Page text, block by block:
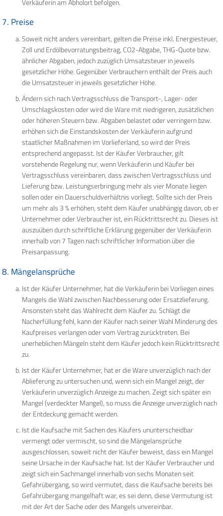
Verkäuferin am Abholort befolgen.
7. Preise
Soweit nicht anders vereinbart, gelten die Preise inkl. Energiesteuer,
Zoll und Erdölbevorratungsbeitrag, CO2-Abgabe, THG-Quote bzw.
ähnlicher Abgaben, jedoch zuzüglich Umsatzsteuer in jeweils
gesetzlicher Höhe. Gegenüber Verbrauchern enthält der Preis auch
die Umsatzsteuer in jeweils gesetzlicher Höhe.
Ändern sich nach Vertragsschluss die Transport-, Lager- oder
Umschlagskosten oder wird die Ware mit niedrigeren, zusätzlichen
oder höheren Steuern bzw. Abgaben belastet oder verringern bzw.
erhöhen sich die Einstandskosten der Verkäuferin aufgrund
staatlicher Maßnahmen im Vorlieferland, so wird der Preis
entsprechend angepasst. Ist der Käufer Verbraucher, gilt
vorstehende Regelung nur, wenn Verkäuferin und Käufer bei
Vertragsschluss vereinbaren, dass zwischen Vertragsschluss und
Lieferung bzw. Leistungserbringung mehr als vier Monate liegen
sollen oder ein Dauerschuldverhältnis vorliegt. Sollte sich der Preis
um mehr als 3 % erhöhen, steht dem Käufer unabhängig davon, ob er
Unternehmer oder Verbraucher ist, ein Rücktrittsrecht zu. Dieses ist
auszuüben durch schriftliche Erklärung gegenüber der Verkäuferin
innerhalb von 7 Tagen nach schriftlicher Information über die
Preisanpassung.
8. Mängelansprüche
Ist der Käufer Unternehmer, hat die Verkäuferin bei Vorliegen eines
Mangels die Wahl zwischen Nachbesserung oder Ersatzlieferung.
Ansonsten steht das Wahlrecht dem Käufer zu. Schlägt die
Nacherfüllung fehl, kann der Käufer nach seiner Wahl Minderung des
Kaufpreises verlangen oder vom Vertrag zurücktreten. Bei
unerheblichen Mängeln steht dem Käufer jedoch kein Rücktrittsrecht
zu.
Ist der Käufer Unternehmer, hat er die Ware unverzüglich nach der
Ablieferung zu untersuchen und, wenn sich ein Mangel zeigt, der
Verkäuferin unverzüglich Anzeige zu machen. Zeigt sich später ein
Mangel (verdeckter Mangel), so muss die Anzeige unverzüglich nach
der Entdeckung gemacht werden.
Ist die Kaufsache mit Sachen des Käufers ununterscheidbar
vermengt oder vermischt, so sind die Mängelansprüche
ausgeschlossen, soweit nicht der Käufer beweist, dass ein Mangel
seine Ursache in der Kaufsache hat. Ist der Käufer Verbraucher und
zeigt sich ein Sachmangel innerhalb von sechs Monaten seit
Gefahrübergang, so wird vermutet, dass die Kaufsache bereits bei
Gefahrübergang mangelhaft war, es sei denn, diese Vermutung ist
mit der Art der Sache oder des Mangels unvereinbar.